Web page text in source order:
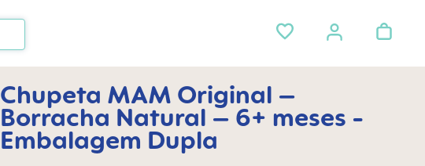
Chupeta MAM Original –
Borracha Natural – 6+ meses -
Embalagem Dupla